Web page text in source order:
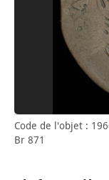
Code de l'objet :
Br 871